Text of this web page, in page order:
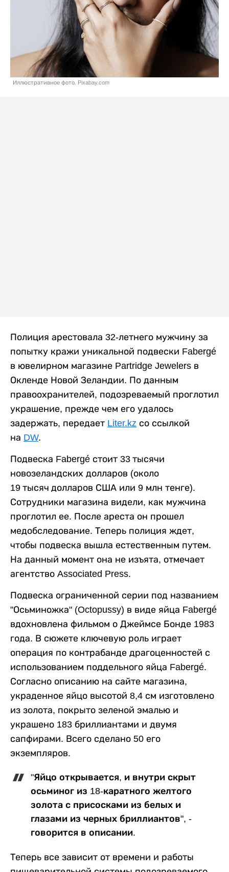
Иллюстративное фото. Pixabay.com
Полиция арестовала 32-летнего мужчину за
попытку кражи уникальной подвески Fabergé
в ювелирном магазине Partridge Jewelers в
Окленде Новой Зеландии. По данным
правоохранителей, подозреваемый проглотил
украшение, прежде чем его удалось
задержать, передает Liter.kz со ссылкой
на DW.
Подвеска Fabergé стоит 33 тысячи
новозеландских долларов (около
19 тысяч долларов США или 9 млн тенге).
Сотрудники магазина видели, как мужчина
проглотил ее. После ареста он прошел
медобследование. Теперь полиция ждет,
чтобы подвеска вышла естественным путем.
На данный момент она не изъята, отмечает
агентство Associated Press.
Подвеска ограниченной серии под названием
"Осьминожка" (Octopussy) в виде яйца Fabergé
вдохновлена фильмом о Джеймсе Бонде 1983
года. В сюжете ключевую роль играет
операция по контрабанде драгоценностей с
использованием поддельного яйца Fabergé.
Согласно описанию на сайте магазина,
украденное яйцо высотой 8,4 см изготовлено
из золота, покрыто зеленой эмалью и
украшено 183 бриллиантами и двумя
сапфирами. Всего сделано 50 его
экземпляров.
"Яйцо открывается, и внутри скрыт
осьминог из 18-каратного желтого
золота с присосками из белых и
глазами из черных бриллиантов", -
говорится в описании.
Теперь все зависит от времени и работы